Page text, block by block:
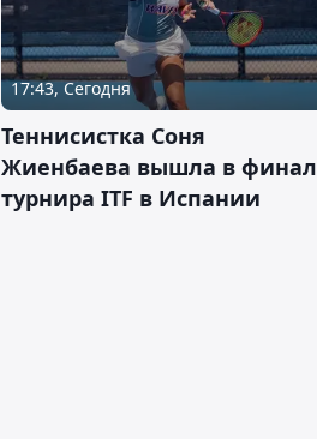
17:43, Сегодня
Теннисистка Соня
Жиенбаева вышла в финал
турнира ITF в Испании